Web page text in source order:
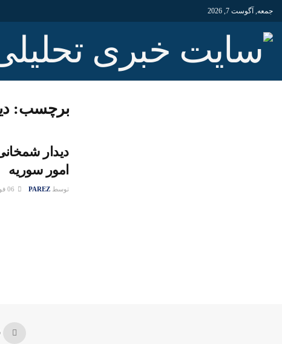
جمعه, آگوست 7, 2026
برچسب:
دیدار
امور سوریه
توسط PAREZ